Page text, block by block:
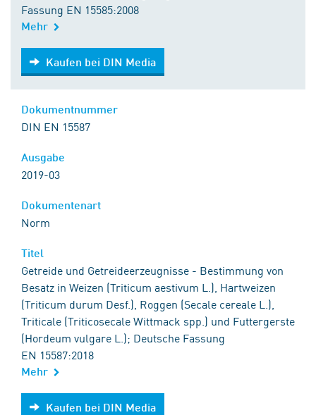
Fassung EN 15585:2008
Mehr
Kaufen bei DIN Media
Kaufen bei DIN Media
DIN EN 15587
2019-03
Norm
Getreide und Getreideerzeugnisse - Bestimmung von
Besatz in Weizen (Triticum aestivum L.), Hartweizen
(Triticum durum Desf.), Roggen (Secale cereale L.),
Triticale (Triticosecale Wittmack spp.) und Futtergerste
(Hordeum vulgare L.); Deutsche Fassung
EN 15587:2018
Mehr
Kaufen bei DIN Media
Kaufen bei DIN Media